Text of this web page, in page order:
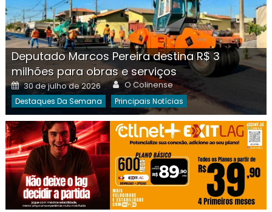
Deputado Marcos Pereira destina R$ 3
milhões para obras e serviços
Posted
on
30 de julho de 2026 Author
O Colinense
Destaques Da Semana Principais Notícias